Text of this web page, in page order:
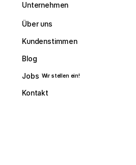
Unternehmen
Über uns
Kundenstimmen
Blog
Jobs Wir stellen ein!
Kontakt